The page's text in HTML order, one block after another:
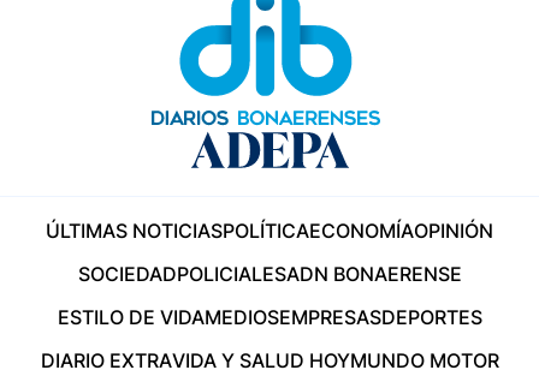
ÚLTIMAS NOTICIASPOLÍTICAECONOMÍAOPINIÓN
SOCIEDADPOLICIALESADN BONAERENSE
ESTILO DE VIDAMEDIOSEMPRESASDEPORTES
DIARIO EXTRAVIDA Y SALUD HOYMUNDO MOTOR